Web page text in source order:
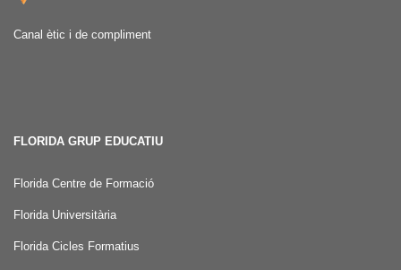
Canal ètic i de compliment
FLORIDA GRUP EDUCATIU
Florida Centre de Formació
Florida Universitària
Florida Cicles Formatius